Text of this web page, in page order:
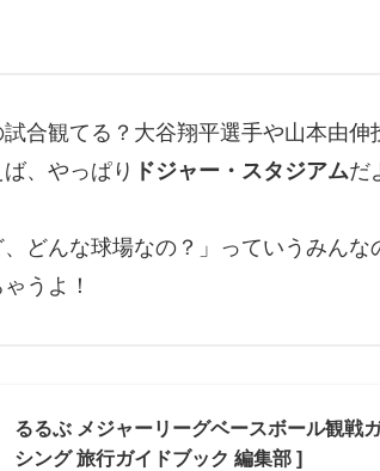
合観てる？大谷翔平選手や山本由
、やっぱり ドジャー・スタジアムだ
、どんな球場なの？」っていうみん
うよ！
るるぶ メジャーリーグベースボール観戦
シング 旅行ガイドブック 編集部 ]